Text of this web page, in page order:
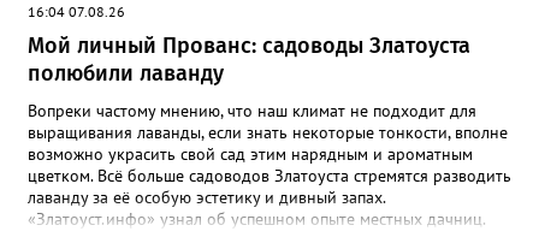
16:04 07.08.26
Мой личный Прованс: садоводы Златоуста
полюбили лаванду
Вопреки частому мнению, что наш климат не подходит для
выращивания лаванды, если знать некоторые тонкости, вполне
возможно украсить свой сад этим нарядным и ароматным
цветком. Всё больше садоводов Златоуста стремятся разводить
лаванду за её особую эстетику и дивный запах.
«Златоуст.инфо» узнал об успешном опыте местных дачниц.